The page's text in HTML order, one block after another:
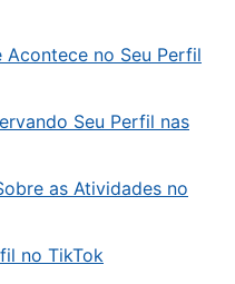
Acontece no Seu Perfil
Seu Perfil nas
as Atividades no
no TikTok